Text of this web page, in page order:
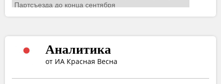
Аналитика
от ИА Красная Весна